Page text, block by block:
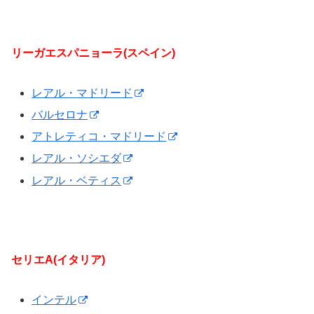
リーガエスパニョーラ(スペイン)
レアル・マドリード
バルセロナ
アトレティコ・マドリード
レアル・ソシエダ
レアル・ベティス
セリエA(イタリア)
インテル